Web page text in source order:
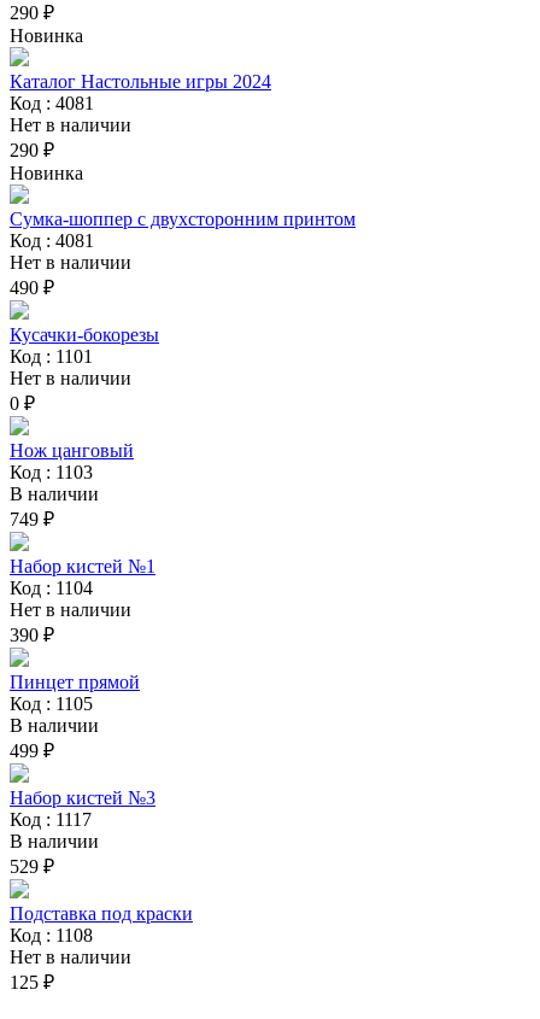
290 ₽
Новинка
Каталог Настольные игры 2024
Код : 4081
Нет в наличии
290 ₽
Новинка
Сумка-шоппер с двухсторонним принтом
Код : 4081
Нет в наличии
490 ₽
Кусачки-бокорезы
Код : 1101
Нет в наличии
0 ₽
Нож цанговый
Код : 1103
В наличии
749 ₽
Набор кистей №1
Код : 1104
Нет в наличии
390 ₽
Пинцет прямой
Код : 1105
В наличии
499 ₽
Набор кистей №3
Код : 1117
В наличии
529 ₽
Подставка под краски
Код : 1108
Нет в наличии
125 ₽